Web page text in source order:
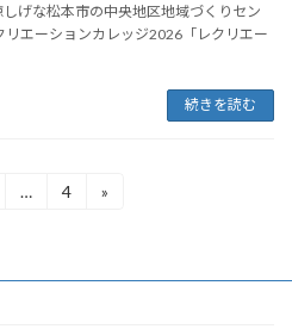
げな松本市の中央地区地域づくりセン
エーションカレッジ2026「レクリエー
続きを読む
…
固
ジ
4 »